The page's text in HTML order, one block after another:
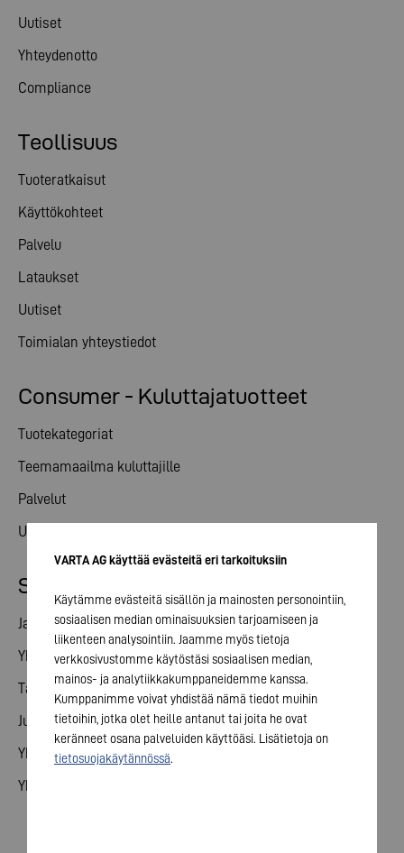
Uutiset
Yhteydenotto
Compliance
Consumer - Kuluttajatuotteet
Tuotekategoriat
Teemamaailma kuluttajille
Palvelut
Uutiset
Teollisuus
Tuoteratkaisut
Käyttökohteet
Palvelu
Lataukset
Uutiset
Toimialan yhteystiedot
Sijoittajasuhteet
Jaa
Yhtiökokous
Talouskalenteri
Julkaisut
Yhteydenotto sijoittajille
Yhtiön hallinto
VARTA AG käyttää evästeitä eri tarkoituksiin
Käytämme evästeitä sisällön ja mainosten personointiin,
sosiaalisen median ominaisuuksien tarjoamiseen ja
liikenteen analysointiin. Jaamme myös tietoja
verkkosivustomme käytöstäsi sosiaalisen median,
mainos- ja analytiikkakumppaneidemme kanssa.
Kumppanimme voivat yhdistää nämä tiedot muihin
tietoihin, jotka olet heille antanut tai joita he ovat
keränneet osana palveluiden käyttöäsi. Lisätietoja on
tietosuojakäytännössä.